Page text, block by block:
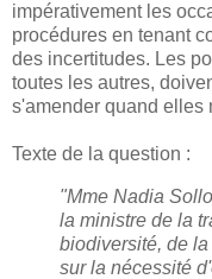
impérativement les
procédures en tenant
des incertitudes. Les
toutes les autres,
s'amender quand elles
Texte de la question :
"Mme Nadia
la ministre de la
biodiversité, de
sur la nécessité